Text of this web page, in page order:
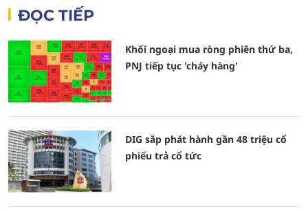
ĐỌC TIẾP
Khối ngoại mua ròng phiên thứ ba,
PNJ tiếp tục 'cháy hàng'
DIG sắp phát hành gần 48 triệu cổ
phiếu trả cổ tức